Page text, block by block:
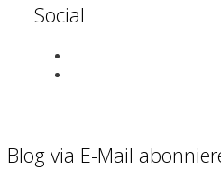
Social
Instagram
Blog via E-Mail